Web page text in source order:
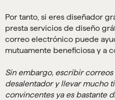
Por tanto, si eres diseñador
presta servicios de diseño
correo electrónico puede
mutuamente beneficiosa y a
Sin embargo, escribir
desalentador y llevar mucho
convincentes ya es bastante